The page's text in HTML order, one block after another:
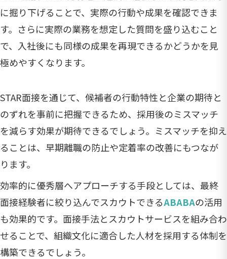
に掘り下げることで、実際の行動や成果を確認できま
す。さらに実際の業務を想定した質問を盛り込むこと
で、入社後にも同様の成果を再現できるかどうかを見
極めやすくなります。
STAR面接を通じて、候補者の行動特性と企業の期待と
のずれを事前に把握できるため、採用後のミスマッチ
を減らす効果が期待できるでしょう。ミスマッチを抑え
ることは、早期離職の防止や定着率の改善にもつなが
ります。
効率的に優秀層へアプローチする手段としては、最終
面接経験者に絞り込んでスカウトできるABABAの活用
も効果的です。面接手法とスカウトサービスを組み合わ
せることで、組織文化に適合した人材を採用する体制を
構築できるでしょう。